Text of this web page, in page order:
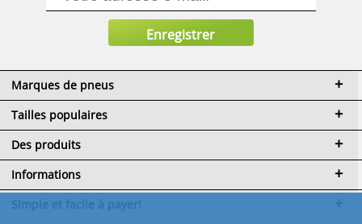
Marques de pneus
Tailles populaires
Des produits
Informations